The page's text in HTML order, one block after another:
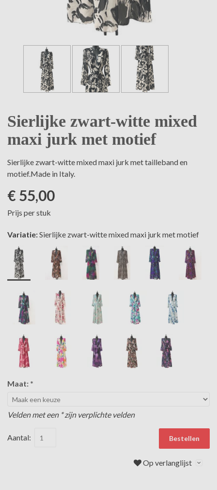
Sierlijke zwart-witte mixed
maxi jurk met motief
Sierlijke zwart-witte mixed maxi jurk met tailleband en
motief.Made in Italy.
€ 55,00
Prijs per stuk
Variatie:Sierlijke zwart-witte mixed maxi jurk met motief
Maat: *
Velden met een * zijn verplichte velden
Aantal: Bestellen
Op verlanglijst